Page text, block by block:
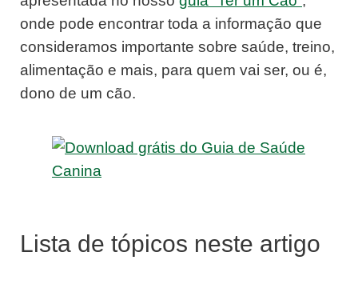
onde pode encontrar toda a informação que
consideramos importante sobre saúde, treino,
alimentação e mais, para quem vai ser, ou é,
dono de um cão.
Lista de tópicos neste artigo